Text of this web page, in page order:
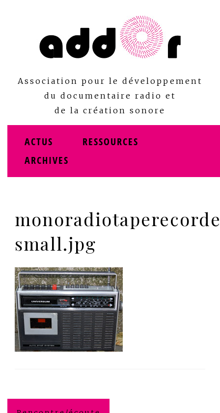
Association pour le développement
du documentaire radio et
de la création sonore
ACTUS
RESSOURCES
ARCHIVES
small.jpg
Navigation